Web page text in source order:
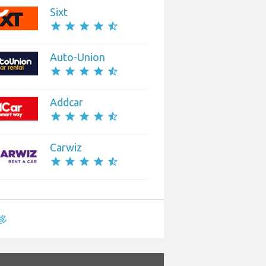
Sixt
star star star star star_half
Auto-Union
star star star star star_half
Addcar
star star star star star_half
Carwiz
star star star star star_half